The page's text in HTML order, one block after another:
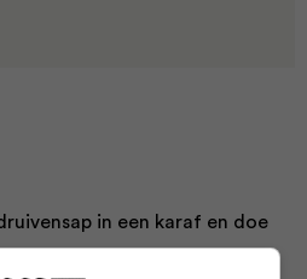
in een karaf en doe
erbij. Roer even door.